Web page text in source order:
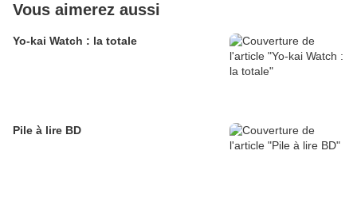
Vous aimerez aussi
Yo-kai Watch : la totale
Pile à lire BD